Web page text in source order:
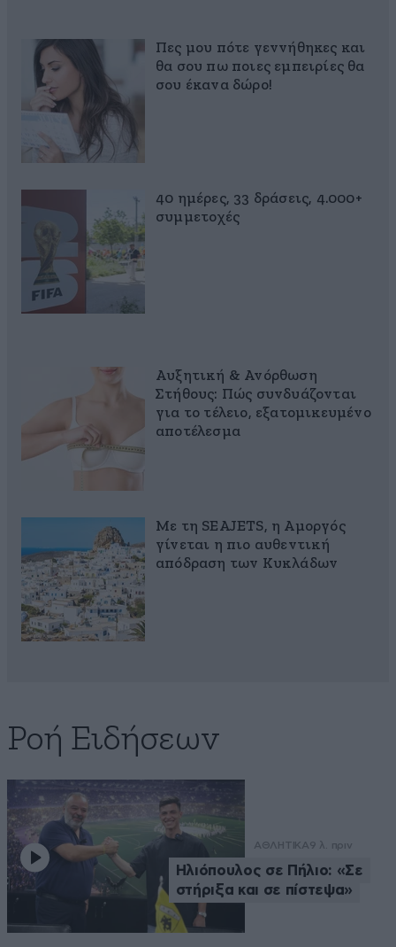
Πες μου πότε γεννήθηκες και
θα σου πω ποιες εμπειρίες θα
σου έκανα δώρο!
40 ημέρες, 33 δράσεις, 4.000+
συμμετοχές
Αυξητική & Ανόρθωση
Στήθους: Πώς συνδυάζονται
για το τέλειο, εξατομικευμένο
αποτέλεσμα
Με τη SEAJETS, η Αμοργός
γίνεται η πιο αυθεντική
απόδραση των Κυκλάδων
Ροή Ειδήσεων
ΑΘΛΗΤΙΚΑ9 λ. πριν
Ηλιόπουλος σε Πήλιο: «Σε
στήριξα και σε πίστεψα»